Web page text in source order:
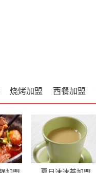
西餐加盟
烧烤加盟